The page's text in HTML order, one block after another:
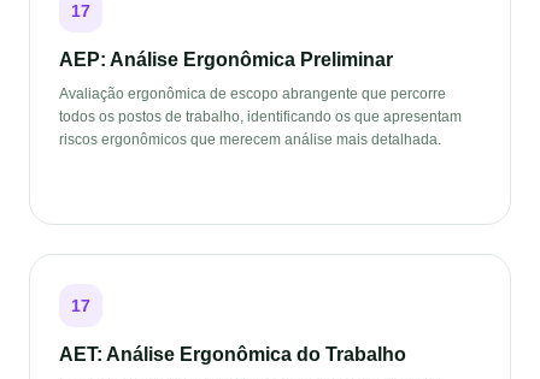
17
AEP: Análise Ergonômica Preliminar
Avaliação ergonômica de escopo abrangente que percorre
todos os postos de trabalho, identificando os que apresentam
riscos ergonômicos que merecem análise mais detalhada.
17
AET: Análise Ergonômica do Trabalho